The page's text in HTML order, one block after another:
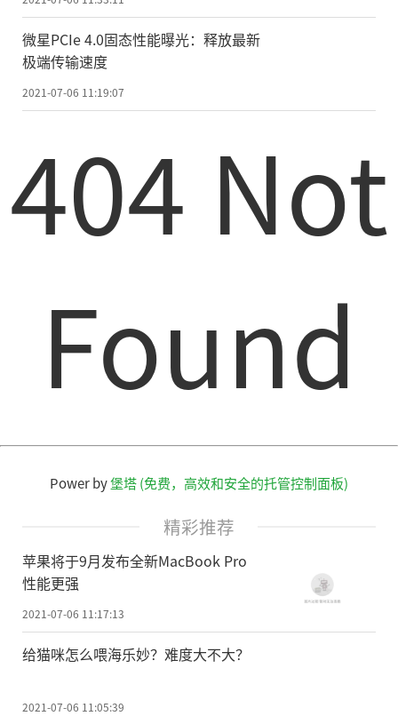
微星PCIe 4.0固态性能曝光：释放最新
极端传输速度
2021-07-06 11:19:07
404 Not
Found
Power by堡塔 (免费，高效和安全的托管控制面板)
精彩推荐
苹果将于9月发布全新MacBook Pro
性能更强
2021-07-06 11:17:13
给猫咪怎么喂海乐妙？难度大不大？
2021-07-06 11:05:39